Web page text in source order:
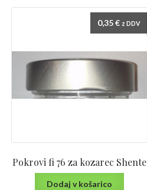
Pokrovi fi 76 za kozarec Shente
0,35€ z DDV
Dodaj v košarico